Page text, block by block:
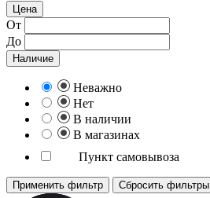
Цена
От
До
Наличие
Неважно
Нет
В наличии
В магазинах
Пункт самовывоза
Применить фильтр Сбросить фильтры